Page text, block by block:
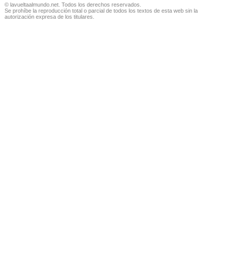
© lavueltaalmundo.net. Todos los derechos reservados.
Se prohíbe la reproducción total o parcial de todos los textos de esta web sin la
autorización expresa de los titulares.